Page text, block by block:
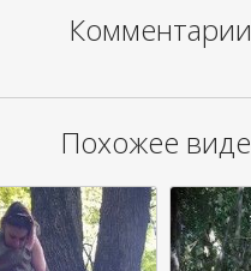
Похожее